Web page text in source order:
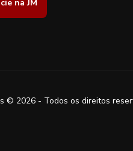
na JM
© 2026 - Todos os direitos